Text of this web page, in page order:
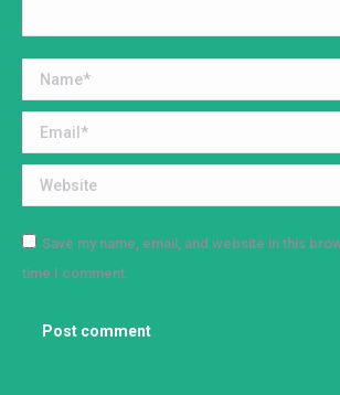
Name *
Email *
Website
Save my name, email, and website in this
time I comment.
Post comment